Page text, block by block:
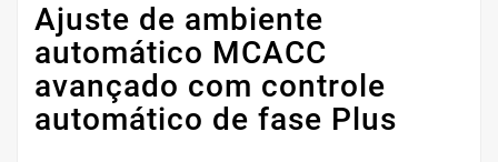
Ajuste de ambiente
automático MCACC
avançado com controle
automático de fase Plus